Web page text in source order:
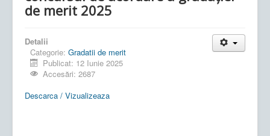
de merit 2025
Detalii
Categorie: Gradatii de merit
Publicat: 12 Iunie 2025
Accesări: 2687
Descarca / Vizualizeaza